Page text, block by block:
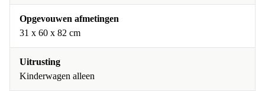
Opgevouwen afmetingen
31 x 60 x 82 cm
Uitrusting
Kinderwagen alleen